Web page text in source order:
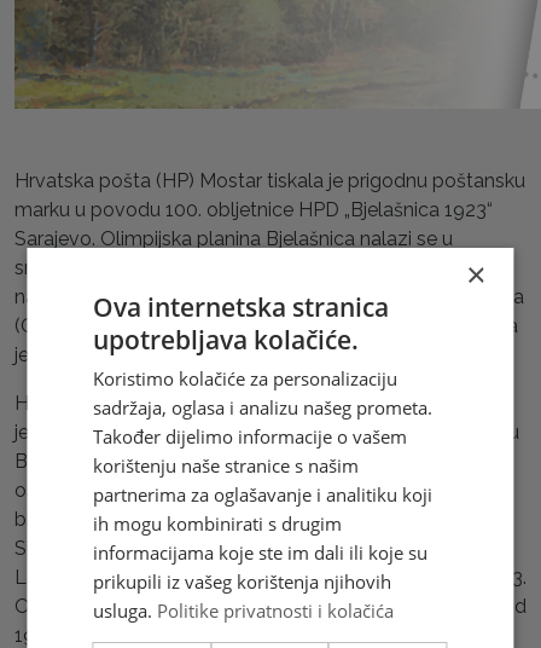
Hrvatska pošta (HP) Mostar tiskala je prigodnu poštansku
marku u povodu 100. obljetnice HPD „Bjelašnica 1923“
Sarajevo. Olimpijska planina Bjelašnica nalazi se u
središnjem dijelu BiH. Na njenom najvišem vrhu, na
nadmorskoj visini 2067 m, nalazi se meteorološka stanica
(Opservatorij), najviša stalno nastanjena točka u BiH, koja
je izgrađena 1894.
Hrvatsko planinarsko društvo „Bjelašnica 1923“ Sarajevo
jedno je od najstarijih i najaktivnijih planinarskih društava u
BiH. Godine 1919. u Hrvatskom športskom savezu
osnovana je Planinarska sekcija koja će 21. travnja 1923.
biti utemeljena kao HPD „Bjelašnica“. Na utemeljiteljskoj
Skupštini za prvog predsjednika izabran je prof. Milan
Leinert. Konstituirajuća Skupština održana je 8. lipnja 1923.
Osim spomenutog prvog predsjednika Milana Leinerta od
1923. do ratne 1941. predsjednici su bili: dr. Dragan
×
Ova internetska stranica
upotrebljava kolačiće.
Koristimo kolačiće za personalizaciju
sadržaja, oglasa i analizu našeg prometa.
Također dijelimo informacije o vašem
korištenju naše stranice s našim
partnerima za oglašavanje i analitiku koji
ih mogu kombinirati s drugim
informacijama koje ste im dali ili koje su
prikupili iz vašeg korištenja njihovih
usluga. Politike privatnosti i kolačića